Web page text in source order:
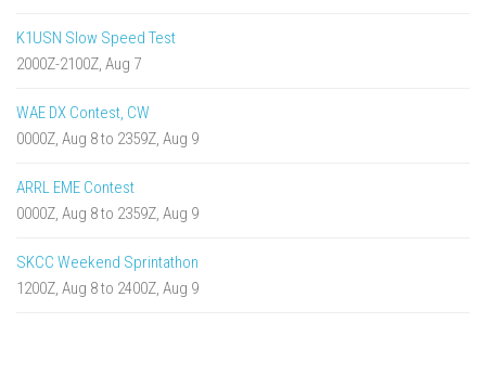
K1USN Slow Speed Test
2000Z-2100Z, Aug 7
WAE DX Contest, CW
0000Z, Aug 8 to 2359Z, Aug 9
ARRL EME Contest
0000Z, Aug 8 to 2359Z, Aug 9
SKCC Weekend Sprintathon
1200Z, Aug 8 to 2400Z, Aug 9